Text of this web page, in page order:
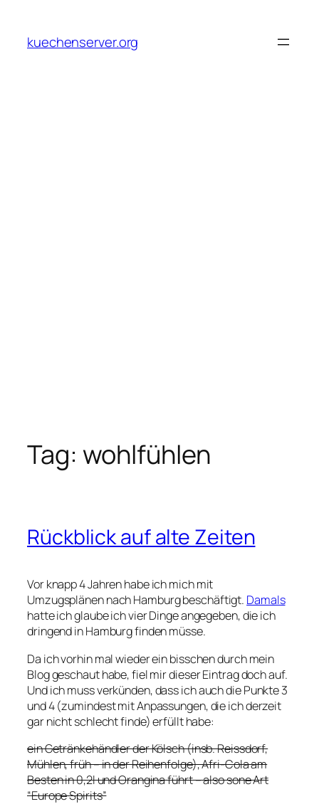
content
kuechenserver.org
Tag: wohlfühlen
Rückblick auf alte Zeiten
Vor knapp 4 Jahren habe ich mich mit
Umzugsplänen nach Hamburg beschäftigt. Damals
hatte ich glaube ich vier Dinge angegeben, die ich
dringend in Hamburg finden müsse.
Da ich vorhin mal wieder ein bisschen durch mein
Blog geschaut habe, fiel mir dieser Eintrag doch auf.
Und ich muss verkünden, dass ich auch die Punkte 3
und 4 (zumindest mit Anpassungen, die ich derzeit
gar nicht schlecht finde) erfüllt habe:
ein Getränkehändler der Kölsch (insb. Reissdorf,
Mühlen, früh – in der Reihenfolge), Afri-Cola am
Besten in 0,2l und Orangina führt – also sone Art
“Europe Spirits”